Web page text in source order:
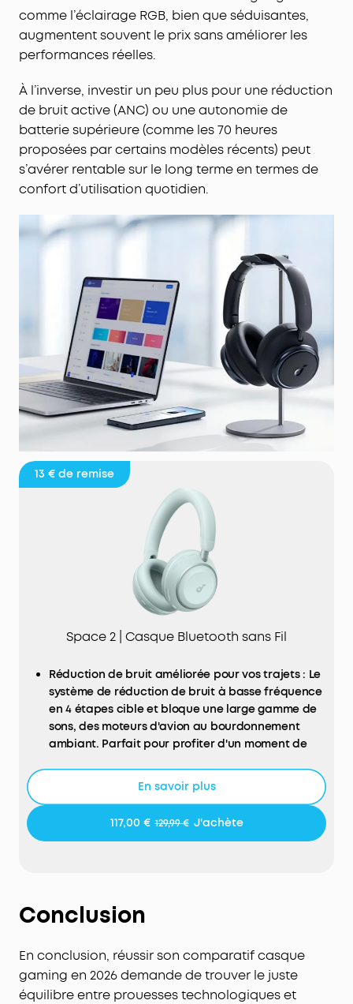
comme l’éclairage RGB, bien que séduisantes,
augmentent souvent le prix sans améliorer les
performances réelles.
À l’inverse, investir un peu plus pour une réduction
de bruit active (ANC) ou une autonomie de
batterie supérieure (comme les 70 heures
proposées par certains modèles récents) peut
s’avérer rentable sur le long terme en termes de
confort d’utilisation quotidien.
13 € de remise
Space 2 | Casque Bluetooth sans Fil
Réduction de bruit améliorée pour vos trajets : Le
système de réduction de bruit à basse fréquence
en 4 étapes cible et bloque une large gamme de
sons, des moteurs d'avion au bourdonnement
ambiant. Parfait pour profiter d'un moment de
Confort toute la journée : Un maintien sans
coussinets d’oreille en cuir protéiné amélioré,
équipés de mousse à mémoire de forme à rebond
double couche de 40 mm produisent des aigus
précis et des basses puissantes, pour un audio
l’audio Hi-Res en mode filaire et le LDAC en mode
sans fil.
Autonomie idéale pour voyager : Jusqu'à 50
En savoir plus
117,00 € 129,99 € J'achète
Conclusion
En conclusion, réussir son comparatif casque
gaming en 2026 demande de trouver le juste
équilibre entre prouesses technologiques et